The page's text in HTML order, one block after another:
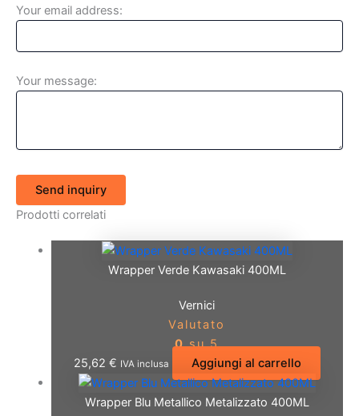
Your email address:
Your message:
Send inquiry
Prodotti correlati
Wrapper Verde Kawasaki 400ML
Vernici
Valutato
0su 5
25,62 € IVA inclusa Aggiungi al carrello
Wrapper Blu Metallico Metalizzato 400ML